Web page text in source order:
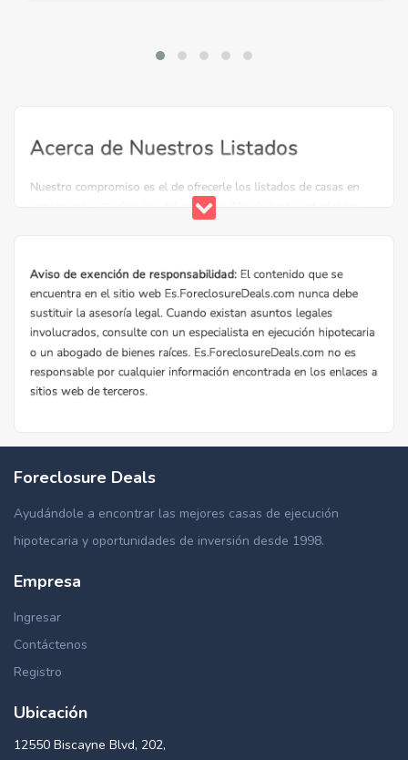
Foreclosure Deals
Ayudándole a encontrar las mejores casas de ejecución
hipotecaria y oportunidades de inversión desde 1998.
Empresa
Ingresar
Contáctenos
Registro
Ubicación
12550 Biscayne Blvd, 202,